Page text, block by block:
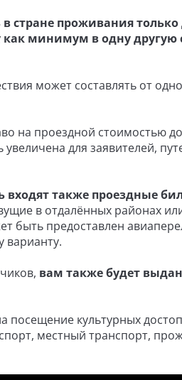
стране проживания
как минимум в одну другую
может составлять от
на проездной стоимостью
для заявителей,
входят также проездные
в отдалённых районах
быть предоставлен
варианту.
вам также будет
посещение культурных
местный транспорт,